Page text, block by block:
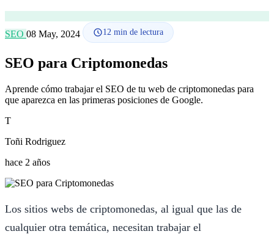
SEO 08 May, 2024 12 min de lectura
SEO para Criptomonedas
Aprende cómo trabajar el SEO de tu web de criptomonedas para
que aparezca en las primeras posiciones de Google.
T
Toñi Rodriguez
hace 2 años
Los sitios webs de criptomonedas, al igual que las de
cualquier otra temática, necesitan trabajar el